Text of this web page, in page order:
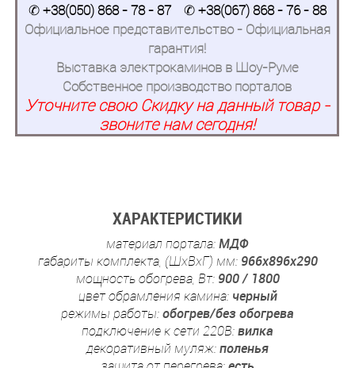
✆+38(050) 868 - 78 - 87 ✆+38(067) 868 - 76 - 88
Официальное представительство - Официальная
гарантия!
Выставка электрокаминов в Шоу-Руме
Собственное производство порталов
Уточните свою Скидку на данный товар -
звоните нам сегодня!
ХАРАКТЕРИСТИКИ
материал портала:МДФ
габариты комплекта, (ШхВхГ) мм: 966x896x290
мощность обогрева, Вт: 900 / 1800
цвет обрамления камина: черный
режимы работы:обогрев/без обогрева
подключение к сети 220В:вилка
декоративный муляж:поленья